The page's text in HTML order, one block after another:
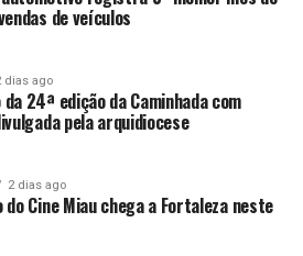
de veículos
dias ago
24ª edição da Caminhada com
pela arquidiocese
2 dias ago
do Cine Miau chega a Fortaleza neste